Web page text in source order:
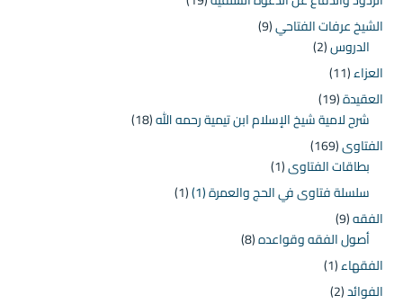
الشيخ عرفات الفتاحي(9)
الدروس(2)
العزاء(11)
العقيدة(19)
شرح لامية شيخ الإسلام ابن تيمية رحمه الله(18)
الفتاوى(169)
بطاقات الفتاوى(1)
سلسلة فتاوى في الحج والعمرة (1)
(1)
الفقه(9)
أصول الفقه وقواعده(8)
الفقهاء(1)
الفوائد(2)